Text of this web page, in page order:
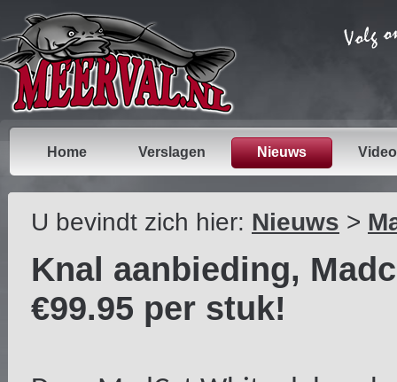
Home Verslagen Nieuws
U bevindt zich hier: Nieuws >
Knal aanbieding,
€99.95 per stuk!